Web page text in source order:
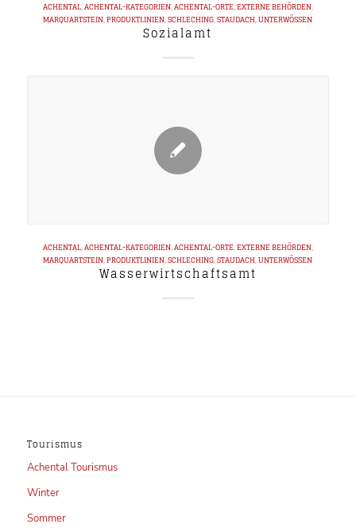
ACHENTAL,ACHENTAL-KATEGORIEN,ACHENTAL-ORTE,EXTERNE BEHÖRDEN,
MARQUARTSTEIN,PRODUKTLINIEN,SCHLECHING,STAUDACH,UNTERWÖSSEN
Sozialamt
ACHENTAL,ACHENTAL-KATEGORIEN,ACHENTAL-ORTE,EXTERNE BEHÖRDEN,
MARQUARTSTEIN,PRODUKTLINIEN,SCHLECHING,STAUDACH,UNTERWÖSSEN
Wasserwirtschaftsamt
Tourismus
Achental Tourismus
Winter
Sommer